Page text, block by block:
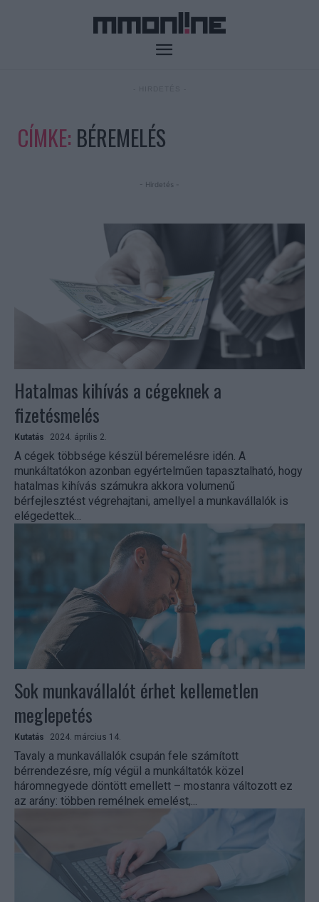
CÍMKE: BÉREMELÉS
- Hirdetés -
Hatalmas kihívás a cégeknek a
fizetésmelés
Kutatás 2024. április 2.
A cégek többsége készül béremelésre idén. A
munkáltatókon azonban egyértelműen tapasztalható, hogy
hatalmas kihívás számukra akkora volumenű
bérfejlesztést végrehajtani, amellyel a munkavállalók is
elégedettek...
Sok munkavállalót érhet kellemetlen
meglepetés
Kutatás 2024. március 14.
Tavaly a munkavállalók csupán fele számított
bérrendezésre, míg végül a munkáltatók közel
háromnegyede döntött emellett – mostanra változott ez
az arány: többen remélnek emelést,...